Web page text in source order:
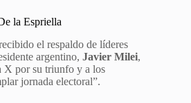
la Espriella
el respaldo de líderes
argentino, Javier Milei,
X por su triunfo y a los
jornada electoral”.